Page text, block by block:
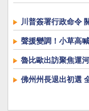
上！
川普簽署行政命令
聲援變調！小草高
魯比歐出訪聚焦運
路
佛州州長退出初選